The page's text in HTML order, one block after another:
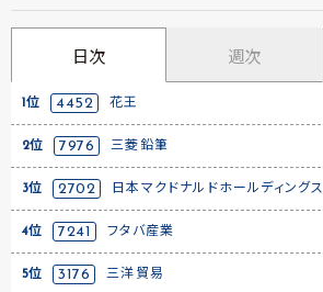
日次 週次
1位 4452 花王
2位 7976 三菱鉛筆
3位 2702 日本マクドナルドホールディングス
4位 7241 フタバ産業
5位 3176 三洋貿易